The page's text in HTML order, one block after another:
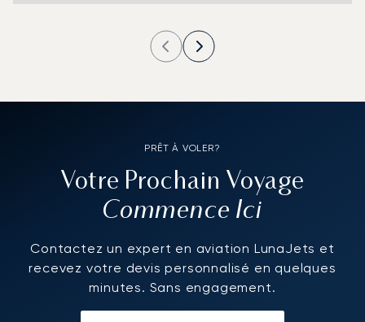
PRÊT À VOLER?
Votre Prochain Voyage
Commence Ici
Contactez un expert en aviation LunaJets et
recevez votre devis personnalisé en quelques
minutes. Sans engagement.